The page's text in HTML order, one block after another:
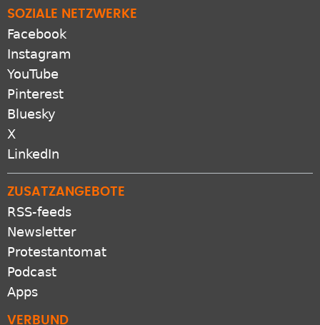
Facebook
Instagram
YouTube
Pinterest
Bluesky
X
LinkedIn
RSS-feeds
Newsletter
Protestantomat
Podcast
Apps